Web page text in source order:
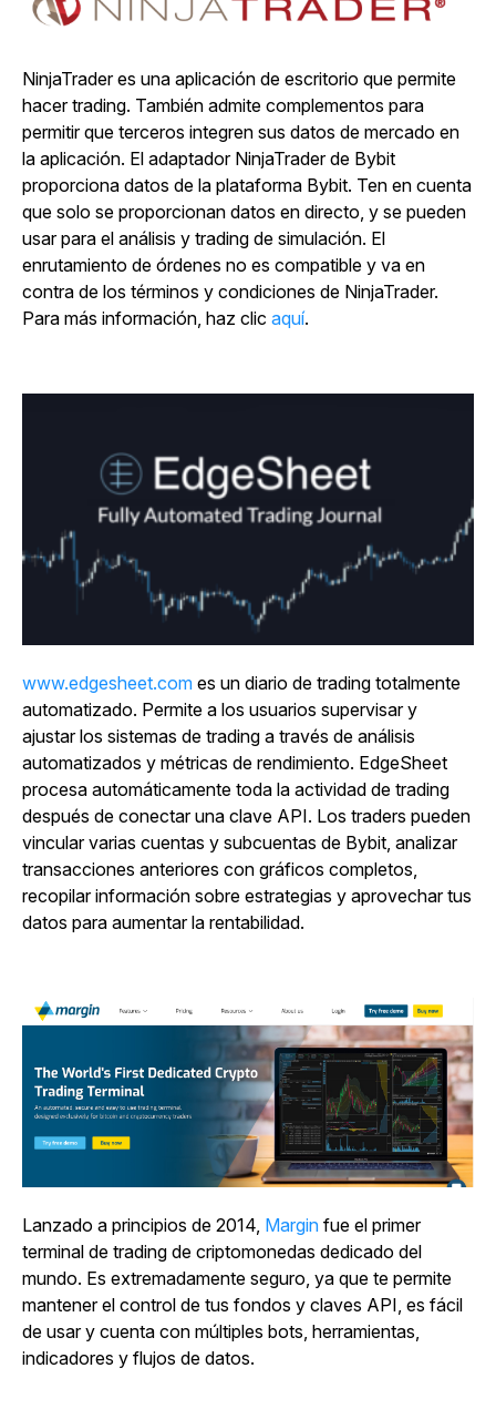
NinjaTrader es una aplicación de escritorio que permite
hacer trading. También admite complementos para
permitir que terceros integren sus datos de mercado en
la aplicación. El adaptador NinjaTrader de Bybit
proporciona datos de la plataforma Bybit. Ten en cuenta
que solo se proporcionan datos en directo, y se pueden
usar para el análisis y trading de simulación. El
enrutamiento de órdenes no es compatible y va en
contra de los términos y condiciones de NinjaTrader.
Para más información, haz clic aquí.
www.edgesheet.com es un diario de trading totalmente
automatizado. Permite a los usuarios supervisar y
ajustar los sistemas de trading a través de análisis
automatizados y métricas de rendimiento. EdgeSheet
procesa automáticamente toda la actividad de trading
después de conectar una clave API. Los traders pueden
vincular varias cuentas y subcuentas de Bybit, analizar
transacciones anteriores con gráficos completos,
recopilar información sobre estrategias y aprovechar tus
datos para aumentar la rentabilidad.
Lanzado a principios de 2014, Margin fue el primer
terminal de trading de criptomonedas dedicado del
mundo. Es extremadamente seguro, ya que te permite
mantener el control de tus fondos y claves API, es fácil
de usar y cuenta con múltiples bots, herramientas,
indicadores y flujos de datos.